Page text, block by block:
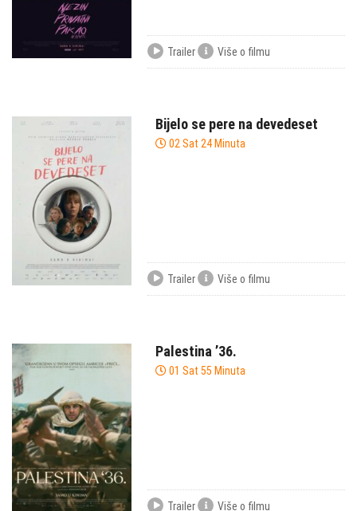
Trailer Više o filmu
Bijelo se pere na devedeset
02 Sat 24 Minuta
Trailer Više o filmu
Palestina ’36.
01 Sat 55 Minuta
Trailer Više o filmu